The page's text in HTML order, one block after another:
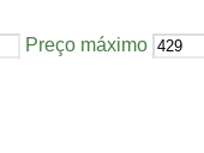
Preço máximo